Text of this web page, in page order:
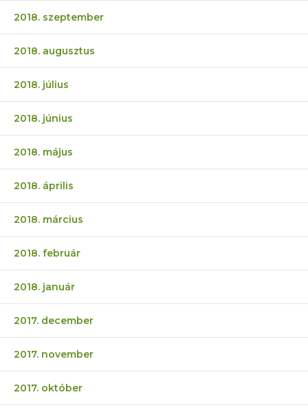
2018. szeptember
2018. augusztus
2018. július
2018. június
2018. május
2018. április
2018. március
2018. február
2018. január
2017. december
2017. november
2017. október